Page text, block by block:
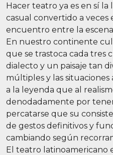
Hacer teatro ya es en sí
casual convertido a veces
encuentro entre la
En nuestro continente
que se trastoca cada tres
dialecto y un paisaje tan
múltiples y las situaciones
a la leyenda que al
denodadamente por
percatarse que su
de gestos definitivos y
cambiando según
El teatro latinoamericano